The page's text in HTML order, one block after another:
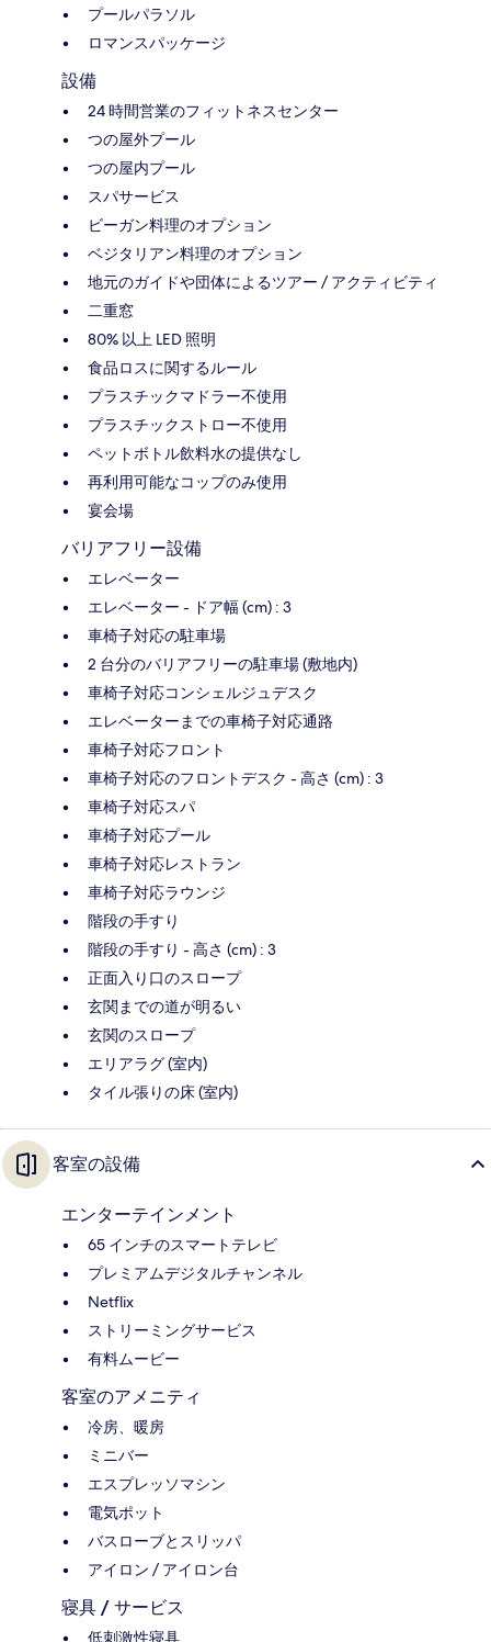
プールパラソル
ロマンスパッケージ
設備
24 時間営業のフィットネスセンター
つの屋外プール
つの屋内プール
スパサービス
ビーガン料理のオプション
ベジタリアン料理のオプション
地元のガイドや団体によるツアー / アクティビティ
二重窓
80% 以上 LED 照明
食品ロスに関するルール
プラスチックマドラー不使用
プラスチックストロー不使用
ペットボトル飲料水の提供なし
再利用可能なコップのみ使用
宴会場
バリアフリー設備
エレベーター
エレベーター - ドア幅 (cm) : 3
車椅子対応の駐車場
2 台分のバリアフリーの駐車場 (敷地内)
車椅子対応コンシェルジュデスク
エレベーターまでの車椅子対応通路
車椅子対応フロント
車椅子対応のフロントデスク - 高さ (cm) : 3
車椅子対応スパ
車椅子対応プール
車椅子対応レストラン
車椅子対応ラウンジ
階段の手すり
階段の手すり - 高さ (cm) : 3
正面入り口のスロープ
玄関までの道が明るい
玄関のスロープ
エリアラグ (室内)
タイル張りの床 (室内)
客室の設備
エンターテインメント
65 インチのスマートテレビ
プレミアムデジタルチャンネル
Netflix
ストリーミングサービス
有料ムービー
客室のアメニティ
冷房、暖房
ミニバー
エスプレッソマシン
電気ポット
バスローブとスリッパ
アイロン / アイロン台
寝具 / サービス
低刺激性寝具